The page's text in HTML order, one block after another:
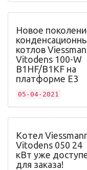
Новое
котлов
Vitodens 100-W
B1HF/B1KF на
платформе Е3
05-04-2021
Котел
Vitodens 050 24
кВт уже
для заказа!